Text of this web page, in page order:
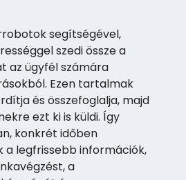
segítségével,
szedi össze a
az ügyfél számára
Ezen tartalmak
és összefoglalja, majd
ezt ki is küldi. Így
konkrét időben
a legfrissebb információk,
a